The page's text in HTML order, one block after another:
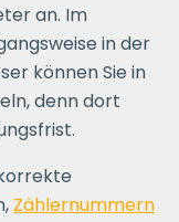
an. Im
in der
können Sie in
denn dort
Zählernummern